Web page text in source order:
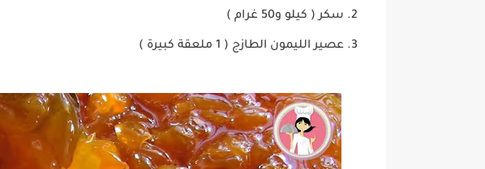
سكر ( كيلو و50 غرام )
عصير الليمون الطازج ( 1 ملعقة كبيرة )